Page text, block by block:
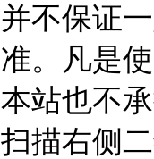
不保证
。凡是
站也不
描右侧